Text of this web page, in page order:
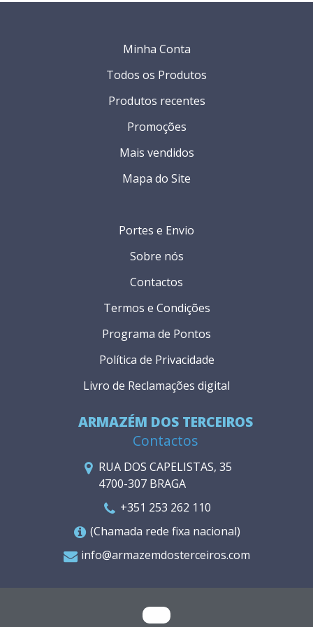
ARMAZÉM DOS TERCEIROS
Contactos
RUA DOS CAPELISTAS, 35
4700-307 BRAGA
+351 253 262 110
(Chamada rede fixa nacional)
info@armazemdosterceiros.com
Portes e Envio
Sobre nós
Contactos
Termos e Condições
Programa de Pontos
Política de Privacidade
Livro de Reclamações digital
Minha Conta
Todos os Produtos
Produtos recentes
Promoções
Mais vendidos
Mapa do Site